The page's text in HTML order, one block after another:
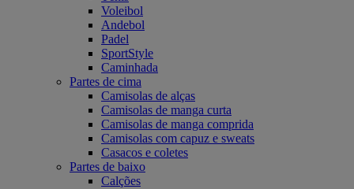
Voleibol
Andebol
Padel
SportStyle
Caminhada
Partes de cima
Camisolas de alças
Camisolas de manga curta
Camisolas de manga comprida
Camisolas com capuz e sweats
Casacos e coletes
Partes de baixo
Calções